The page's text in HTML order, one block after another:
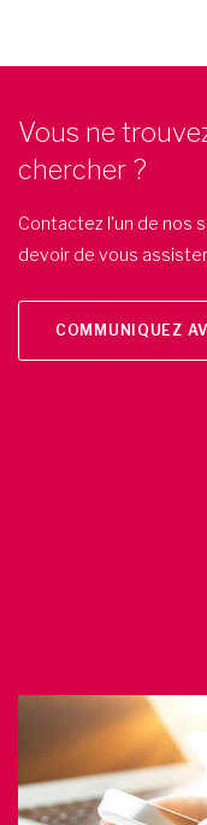
Vous ne
chercher ?
Contactez l'un de nos
devoir de vous
COMMUNIQUEZ